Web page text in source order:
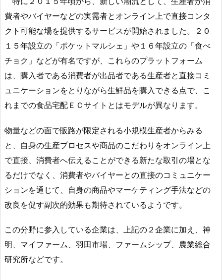
費者やバイヤーなどの実需者とオンライン上で直接コンタ
クト可能な場を提供するサービスが開始されました。２０
１５年設立の「ポケットマルシェ」や１６年設立の「食べ
チョク」などが有名ですが、これらのプラットフォーム
は、購入者である消費者が出品者である生産者と直接コミ
ュニケーションをとりながら生鮮品を購入できる点で、こ
れまでの食品宅配ＥＣサイトとはモデルが異なります。
物量などの面で販路が限定される小規模生産者からみる
と、自身の生産プロセスや商品のこだわりをオンライン上
で直接、消費者へ伝えることができる新たな取引の場とな
るだけでなく、消費者やバイヤーとの直接のコミュニケー
ションを通じて、自身の商品やマーケティング手法などの
改良を促す副次的効果も期待されているようです。
この分野に参入している企業は、上記の２企業に加え、神
明、マイファーム、羽田市場、ファームシップ、農業総合
研究所などです。